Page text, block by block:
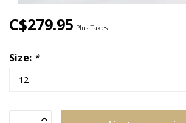
C$279.95 Plus Taxes
Size: *